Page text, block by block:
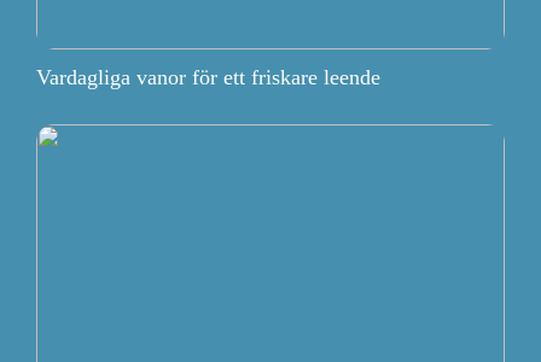
Vardagliga vanor för ett friskare leende